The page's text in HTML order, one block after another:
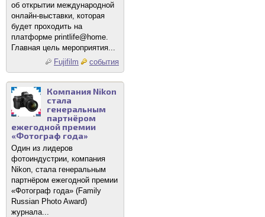
об открытии международной
онлайн-выставки, которая
будет проходить на
платформе printlife@home.
Главная цель мероприятия...
Fujifilm
события
Компания Nikon
стала
генеральным
партнёром
ежегодной премии
«Фотограф года»
Один из лидеров
фотоиндустрии, компания
Nikon, стала генеральным
партнёром ежегодной премии
«Фотограф года» (Family
Russian Photo Award)
журнала...